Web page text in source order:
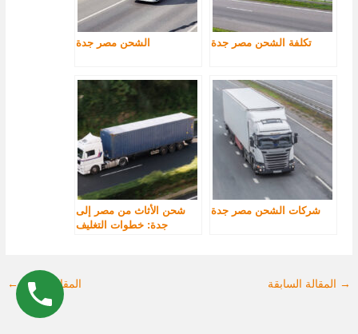
تكلفة الشحن مصر جدة الشحن مصر جدة
شركات الشحن مصر جدة
شحن الأثاث من مصر إلى
جدة: خطوات التغليف
→ المقالة السابقة المقالة التالية←